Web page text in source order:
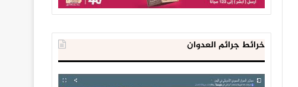
خرائط جرائم العدوان